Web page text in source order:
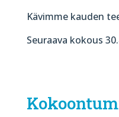
Kävimme kauden
Seuraava kokous